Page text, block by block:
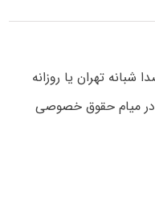
تهران یا روزانه
میام حقوق خصوصی